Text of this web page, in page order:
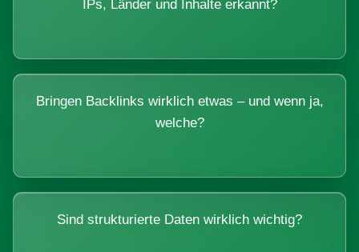
IPs, Länder und Inhalte erkannt?
Bringen Backlinks wirklich etwas – und wenn ja,
welche?
Sind strukturierte Daten wirklich wichtig?